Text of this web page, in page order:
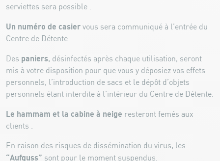
serviettes sera possible .
Un numéro de casier vous sera communiqué à l’entrée du
Centre de Détente.
Des paniers, désinfectés après chaque utilisation, seront
mis à votre disposition pour que vous y déposiez vos effets
personnels, l’introduction de sacs et le dépôt d’objets
personnels étant interdite à l’intérieur du Centre de Détente.
Le hammam et la cabine à neige resteront femés aux
clients .
En raison des risques de dissémination du virus, les
“Aufguss” sont pour le moment suspendus.